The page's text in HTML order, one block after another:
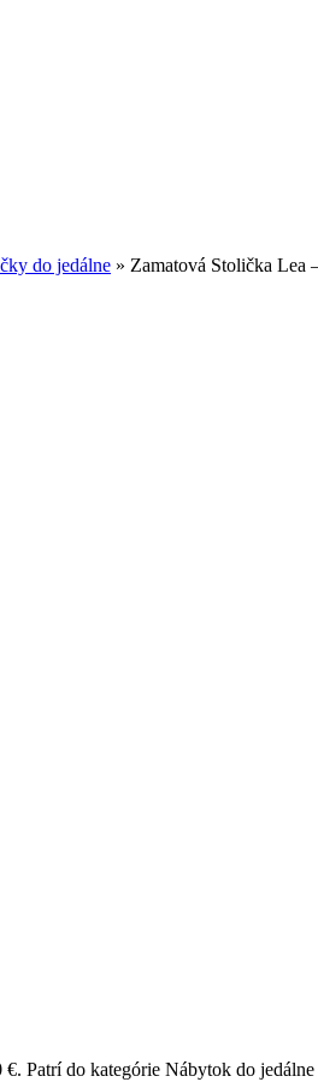
do jedálne » Zamatová Stolička Lea
Patrí do kategórie Nábytok do jedálne